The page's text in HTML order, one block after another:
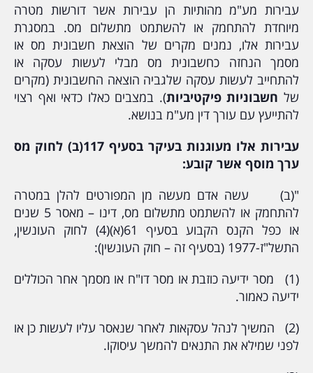
עבירות מע"מ מהותיות הן עבירות אשר דורשות מטרה
מיוחדת להתחמק או להשתמט מתשלום מס. במסגרת
עבירות אלו, נמנים מקרים של הוצאת חשבונית מס או
מסמך הנחזה כחשבונית מס מבלי לעשות עסקה או
להתחייב לעשות עסקה שלגביה הוצאה החשבונית (מקרים
של חשבוניות פיקטיביות). במצבים כאלו כדאי ואף רצוי
להתייעץ עם עורך דין מע"מ בנושא.
עבירות אלו מעוגנות בעיקר בסעיף 117(ב) לחוק מס
ערך מוסף אשר קובע:
"(ב) עשה אדם מעשה מן המפורטים להלן במטרה
להתחמק או להשתמט מתשלום מס, דינו – מאסר 5 שנים
או כפל הקנס הקבוע בסעיף 61(א)(4) לחוק העונשין,
התשל"ז-1977 (בסעיף זה – חוק העונשין):
(1) מסר ידיעה כוזבת או מסר דו"ח או מסמך אחר הכוללים
ידיעה כאמור.
(2) המשיך לנהל עסקאות לאחר שנאסר עליו לעשות כן או
לפני שמילא את התנאים להמשך עיסוקו.